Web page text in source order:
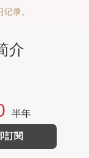
录。
介
半年
訂閱